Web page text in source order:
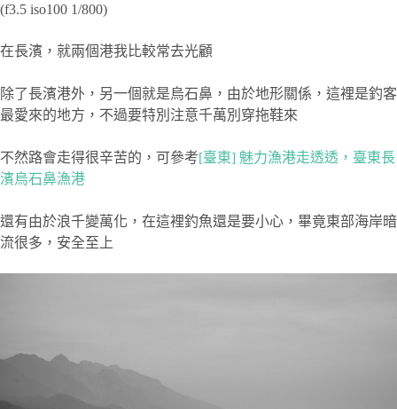
(f3.5 iso100 1/800)
在長濱，就兩個港我比較常去光顧
除了長濱港外，另一個就是烏石鼻，由於地形關係，這裡是釣客
最愛來的地方，不過要特別注意千萬別穿拖鞋來
不然路會走得很辛苦的，可參考[臺東] 魅力漁港走透透，臺東長
濱烏石鼻漁港
還有由於浪千變萬化，在這裡釣魚還是要小心，畢竟東部海岸暗
流很多，安全至上